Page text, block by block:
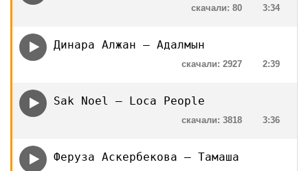
3:34
скачали: 80
Динара Алжан — Адалмын
2:39
скачали: 2927
Sak Noel — Loca People
3:36
скачали: 3818
Феруза Аскербекова — Тамаша